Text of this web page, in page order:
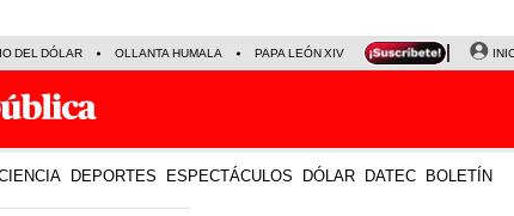
DEL DÓLAR OLLANTA HUMALA PAPA LEÓN XIV NALDY SALDAÑA
DEPORTES ESPECTÁCULOS DÓLAR DATEC BOLETÍN